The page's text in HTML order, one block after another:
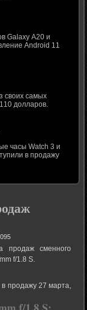
Galaxy A20 и
Android 11
своих самых
долларов.
часы Watch 3 и
в продажу
продаж сменного
f/1.8 S.
в продажу 27 марта,